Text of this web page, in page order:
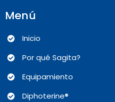
Menú
Inicio
Por qué Sagita?
Equipamiento
Diphoterine®